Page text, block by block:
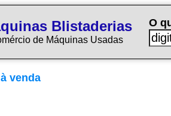
Blistaderias
de Máquinas Usadas
O
venda